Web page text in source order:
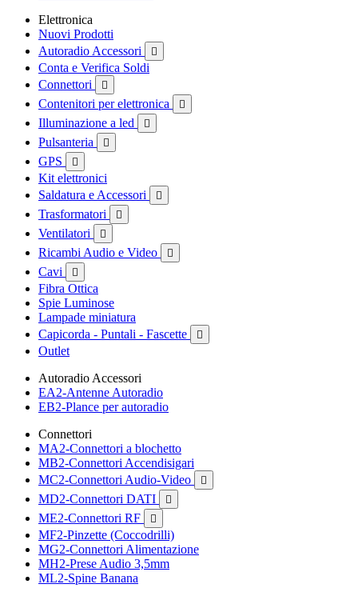
Elettronica
Nuovi Prodotti
Autoradio Accessori

Conta e Verifica Soldi
Connettori

Contenitori per elettronica 
Illuminazione a led 
Pulsanteria 
GPS 
Kit elettronici
Saldatura e Accessori

Trasformatori 
Ventilatori 
Ricambi Audio e Video 
Cavi 
Fibra Ottica
Spie Luminose
Lampade miniatura
Capicorda - Puntali - Fascette

Outlet
Autoradio Accessori
EA2-Antenne Autoradio
EB2-Plance per autoradio
Connettori
MA2-Connettori a blochetto
MB2-Connettori Accendisigari
MC2-Connettori Audio-Video

MD2-Connettori DATI 
ME2-Connettori RF 
MF2-Pinzette (Coccodrilli)
MG2-Connettori Alimentazione
MH2-Prese Audio 3,5mm
ML2-Spine Banana